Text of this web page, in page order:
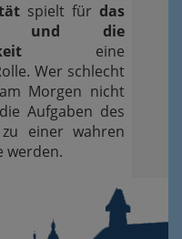
spielt für das
und die
eine
Wer schlecht
Morgen nicht
Aufgaben des
einer wahren
werden.